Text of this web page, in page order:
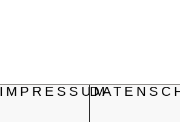
IMPRESSUM